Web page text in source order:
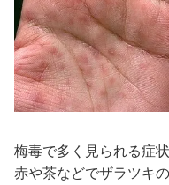
梅毒で多く見られる症
赤や茶などでザラツキ